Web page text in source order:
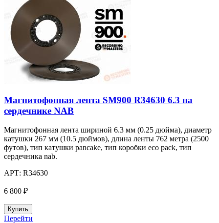
Магнитофонная лента SM900 R34630 6.3 на
сердечнике NAB
Магнитофонная лента шириной 6.3 мм (0.25 дюйма), диаметр
катушки 267 мм (10.5 дюймов), длина ленты 762 метра (2500
футов), тип катушки pancake, тип коробки eco pack, тип
сердечника nab.
АРТ: R34630
6 800 ₽
Купить
Перейти